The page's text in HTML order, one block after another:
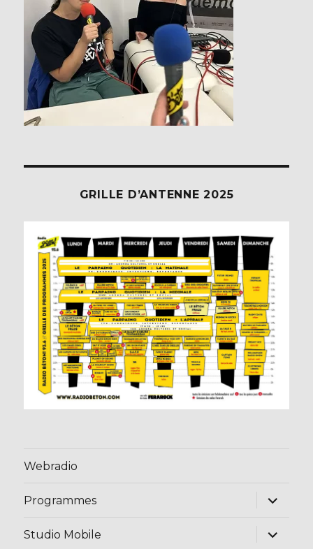
GRILLE D’ANTENNE 2025
Webradio
Programmes
ouvrir
menu
Studio Mobile
ouvrir